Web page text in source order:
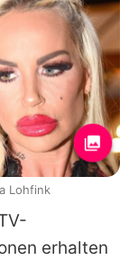
erhalten
Lohfink